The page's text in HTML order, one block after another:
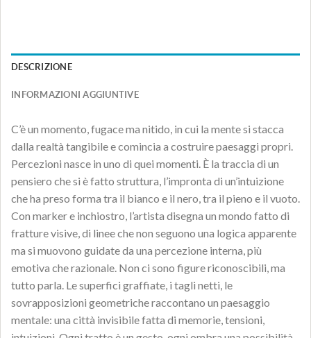
DESCRIZIONE
INFORMAZIONI AGGIUNTIVE
C’è un momento, fugace ma nitido, in cui la mente si stacca
dalla realtà tangibile e comincia a costruire paesaggi propri.
Percezioni nasce in uno di quei momenti. È la traccia di un
pensiero che si è fatto struttura, l’impronta di un’intuizione
che ha preso forma tra il bianco e il nero, tra il pieno e il vuoto.
Con marker e inchiostro, l’artista disegna un mondo fatto di
fratture visive, di linee che non seguono una logica apparente
ma si muovono guidate da una percezione interna, più
emotiva che razionale. Non ci sono figure riconoscibili, ma
tutto parla. Le superfici graffiate, i tagli netti, le
sovrapposizioni geometriche raccontano un paesaggio
mentale: una città invisibile fatta di memorie, tensioni,